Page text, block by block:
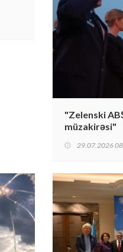
"Zelenski
müzakirəsi"
29.07.2026